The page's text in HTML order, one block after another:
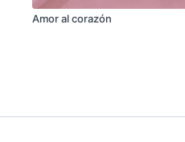
Amor al corazón